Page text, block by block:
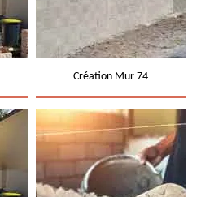
Création Mur 74